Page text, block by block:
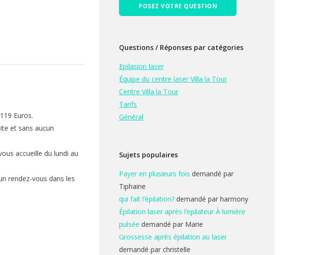
Euros.
et sans aucun
accueille du lundi au
rendez-vous dans les
POSEZ VOTRE QUESTION
Questions / Réponses par catégories
Epilasion laser
Équipe du centre laser Villa la Tour
Centre Villa la Tour
Tarifs
Général
Sujets populaires
Payer en plusieurs fois demandé par
Tiphaine
qui fait l’épilation? demandé par harmony
Épilation laser après l’epilateur À lumière
pulsée demandé par Marie
Grossesse après épilation au laser
demandé par christelle